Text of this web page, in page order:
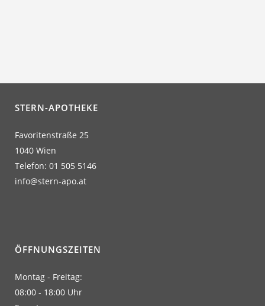
STERN-APOTHEKE
Favoritenstraße 25
1040 Wien
Telefon: 01 505 5146
info@stern-apo.at
ÖFFNUNGSZEITEN
Montag - Freitag:
08:00 - 18:00 Uhr